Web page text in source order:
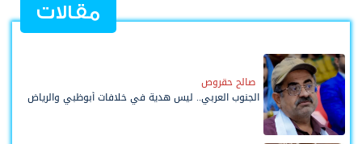
مقالات
صالح حقروص
الجنوب العربي.. ليس هدية في خلافات أبوظبي والرياض